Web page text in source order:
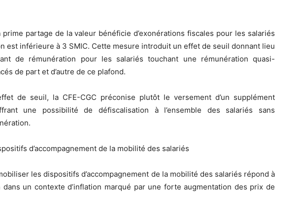
prime partage de la valeur bénéficie d’exonérations fiscales pour les salariés
est inférieure à 3 SMIC. Cette mesure introduit un effet de seuil donnant lieu
de rémunération pour les salariés touchant une rémunération quasi-
de part et d’autre de ce plafond.
de seuil, la CFE-CGC préconise plutôt le versement d’un supplément
une possibilité de défiscalisation à l’ensemble des salariés sans
d’accompagnement de la mobilité des salariés
les dispositifs d’accompagnement de la mobilité des salariés répond à
un contexte d’inflation marqué par une forte augmentation des prix de